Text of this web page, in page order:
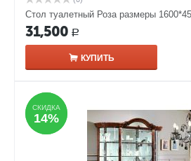
Стол туалетный Роза размеры
31,500 Р
КУПИТЬ
СКИДКА
14%
СКИДКА
14%